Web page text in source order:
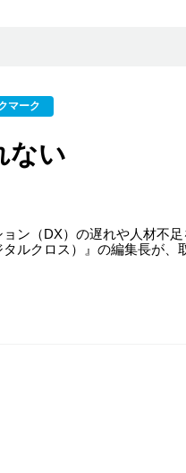
マーク
ない
ン（DX）の遅れや人材不
ルクロス）』の編集長が